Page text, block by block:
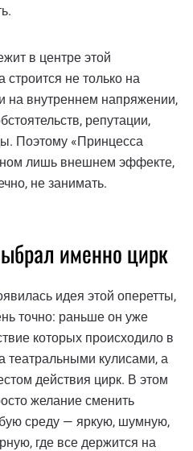
в центре этой
не только на
на внутреннем напряжении,
репутации,
Поэтому «Принцесса
лишь внешнем эффекте,
не занимать.
именно цирк
идея этой оперетты,
точно: раньше он уже
которых происходило в
театральными кулисами, а
действия цирк. В этом
желание сменить
среду — яркую, шумную,
где все держится на